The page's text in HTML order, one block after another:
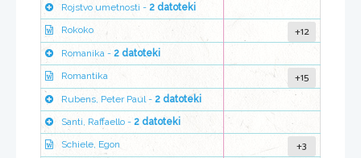
Rojstvo umetnosti - 2 datoteki
Rokoko
+12
Romanika - 2 datoteki
Romantika
+15
Rubens, Peter Paul - 2 datoteki
Santi, Raffaello - 2 datoteki
Schiele, Egon
+3